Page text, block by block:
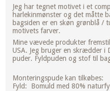
Jeg har tegnet motivet i et
harlekinmønster og det måtte
bagsiden er en skøn grønblå /
motivets farver.
Mine vævede produkter
USA. Jeg bruger en skrædder
puder. Fyldpuden og stof til
Monteringspude kan tilkøbes:
Fyld: Bomuld med 80%